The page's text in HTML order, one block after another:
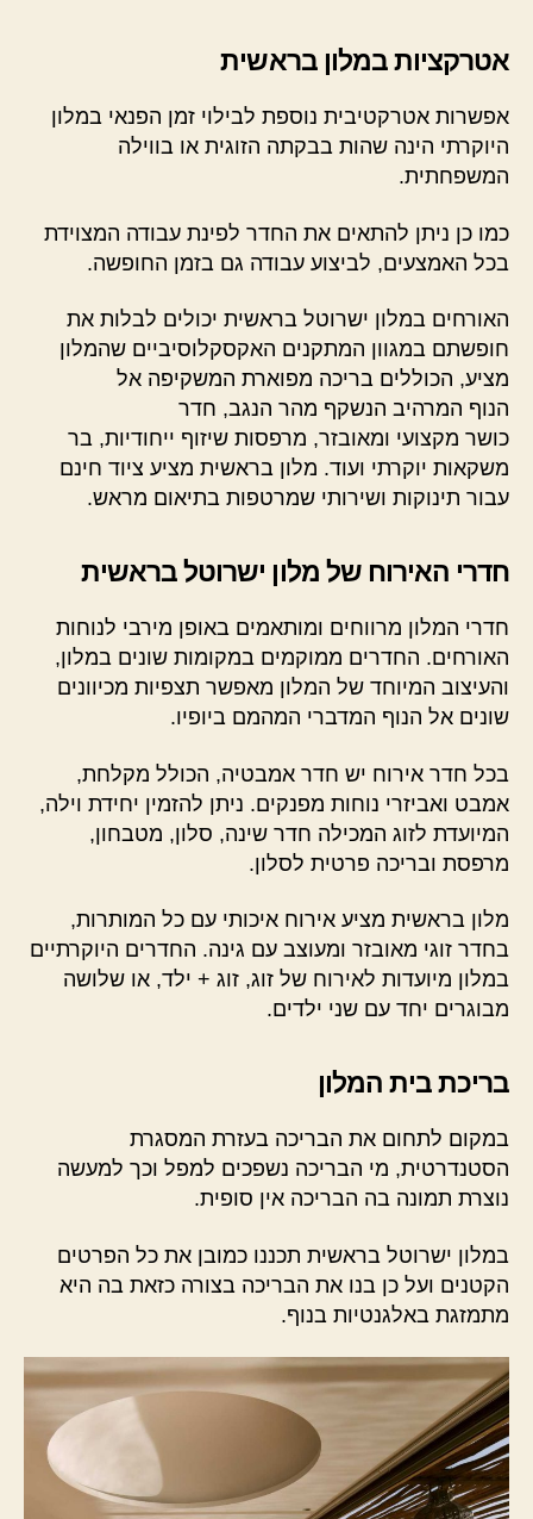
אטרקציות במלון בראשית
אפשרות אטרקטיבית נוספת לבילוי זמן הפנאי במלון
היוקרתי הינה שהות בבקתה הזוגית או בווילה
המשפחתית.
כמו כן ניתן להתאים את החדר לפינת עבודה המצוידת
בכל האמצעים, לביצוע עבודה גם בזמן החופשה.
האורחים במלון ישרוטל בראשית יכולים לבלות את
חופשתם במגוון המתקנים האקסקלוסיביים שהמלון
מציע, הכוללים בריכה מפוארת המשקיפה אל
הנוף המרהיב הנשקף מהר הנגב, חדר
כושר מקצועי ומאובזר, מרפסות שיזוף ייחודיות, בר
משקאות יוקרתי ועוד. מלון בראשית מציע ציוד חינם
עבור תינוקות ושירותי שמרטפות בתיאום מראש.
חדרי האירוח של מלון ישרוטל בראשית
חדרי המלון מרווחים ומותאמים באופן מירבי לנוחות
האורחים. החדרים ממוקמים במקומות שונים במלון,
והעיצוב המיוחד של המלון מאפשר תצפיות מכיוונים
שונים אל הנוף המדברי המהמם ביופיו.
בכל חדר אירוח יש חדר אמבטיה, הכולל מקלחת,
אמבט ואביזרי נוחות מפנקים. ניתן להזמין יחידת וילה,
המיועדת לזוג המכילה חדר שינה, סלון, מטבחון,
מרפסת ובריכה פרטית לסלון.
מלון בראשית מציע אירוח איכותי עם כל המותרות,
בחדר זוגי מאובזר ומעוצב עם גינה. החדרים היוקרתיים
במלון מיועדות לאירוח של זוג, זוג + ילד, או שלושה
מבוגרים יחד עם שני ילדים.
בריכת בית המלון
במקום לתחום את הבריכה בעזרת המסגרת
הסטנדרטית, מי הבריכה נשפכים למפל וכך למעשה
נוצרת תמונה בה הבריכה אין סופית.
במלון ישרוטל בראשית תכננו כמובן את כל הפרטים
הקטנים ועל כן בנו את הבריכה בצורה כזאת בה היא
מתמזגת באלגנטיות בנוף.